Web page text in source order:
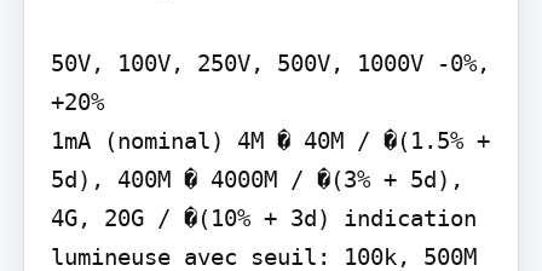
50V, 100V, 250V, 500V, 1000V -0%,
+20%
1mA (nominal) 4M � 40M / �(1.5% +
5d), 400M � 4000M / �(3% + 5d),
4G, 20G / �(10% + 3d) indication
lumineuse avec seuil: 100k, 500M